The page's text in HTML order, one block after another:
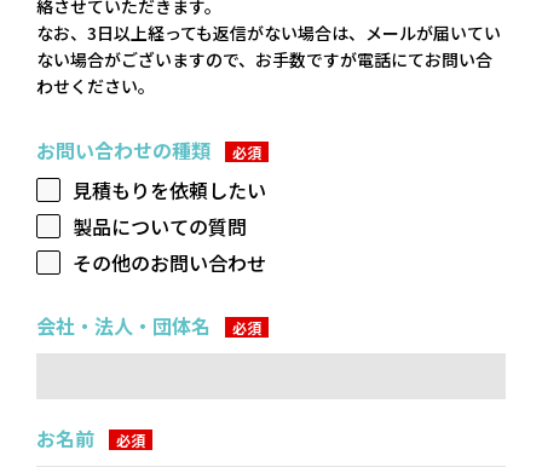
化
ソーラー
メンテナ
住宅改修
絡させていただきます。
なお、3日以上経っても返信がない場合は、メールが届いてい
ない場合がございますので、お手数ですが電話にてお問い合
わせください。
お問い合わせの種類
見積もりを依頼したい
製品についての質問
その他のお問い合わせ
会社・法人・団体名
お名前